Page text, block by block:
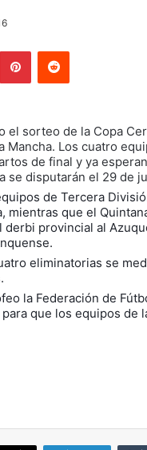
el sorteo de la Copa
Mancha. Los cuatro
de final y ya
se disputarán el 29 de
de Tercera
mientras que el
derbi provincial al
eliminatorias se
la Federación de
que los equipos